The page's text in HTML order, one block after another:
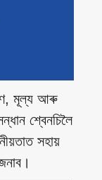
মূল্য আৰু
শ্বেনচিলৈ
সহায়